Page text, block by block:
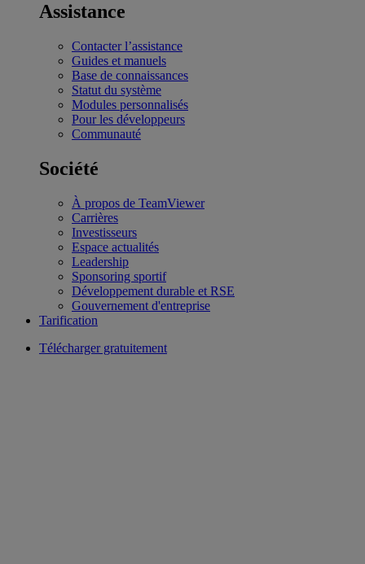
Assistance
Contacter l’assistance
Guides et manuels
Base de connaissances
Statut du système
Modules personnalisés
Pour les développeurs
Communauté
Société
À propos de TeamViewer
Carrières
Investisseurs
Espace actualités
Leadership
Sponsoring sportif
Développement durable et RSE
Gouvernement d'entreprise
Tarification
Télécharger gratuitement